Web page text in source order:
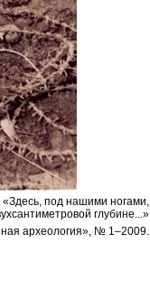
«Здесь, под нашими ногами,
глубине...»
археология», № 1–2009.